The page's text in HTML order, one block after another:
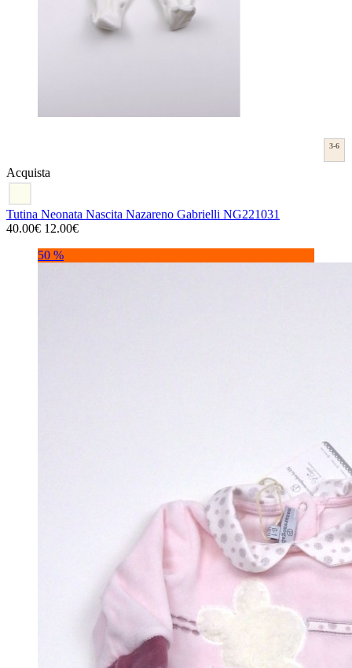
3-6
Acquista
Tutina Neonata Nascita Nazareno Gabrielli NG221031
40.00€ 12.00€
50 %